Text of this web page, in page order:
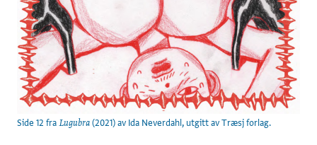
Side 12 fra Lugubra (2021) av Ida Neverdahl, utgitt av Træsj forlag.